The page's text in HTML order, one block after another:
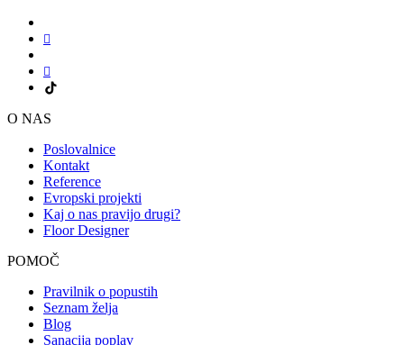
O NAS
Poslovalnice
Kontakt
Reference
Evropski projekti
Kaj o nas pravijo drugi?
Floor Designer
POMOČ
Pravilnik o popustih
Seznam želja
Blog
Sanacija poplav